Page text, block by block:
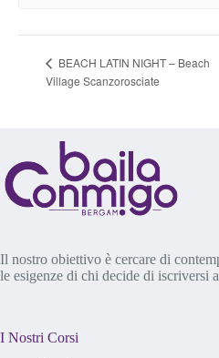
BEACH LATIN NIGHT – Beach
Village Scanzorosciate
Il nostro obiettivo è cercare di
le esigenze di chi decide di iscriversi
I Nostri Corsi